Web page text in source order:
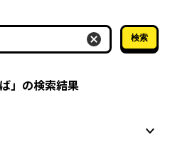
検索
」の検索結果